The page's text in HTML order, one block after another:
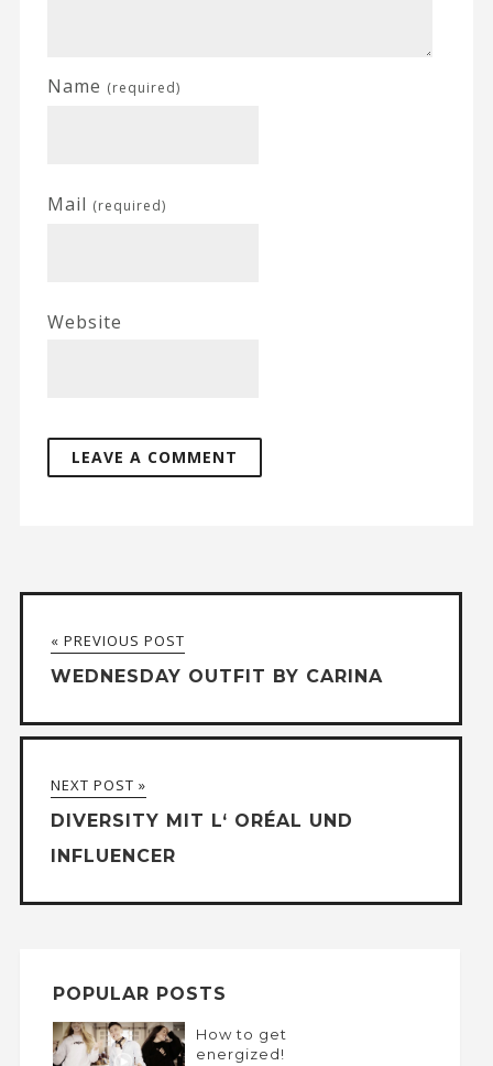
Name (required)
Mail (required)
Website
« PREVIOUS POST
WEDNESDAY OUTFIT BY CARINA
NEXT POST »
DIVERSITY MIT L‘ ORÉAL UND
INFLUENCER
POPULAR POSTS
How to get
energized!